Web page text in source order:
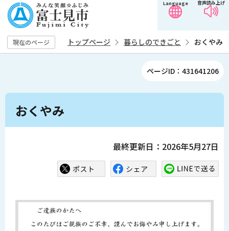
の
ペ
ー
す
音声読み上げ
Language
現在のページ トップページ 暮らしのできごと おくやみ
ページID：431641206
本
おくやみ
最終更新日：2026年5月27日